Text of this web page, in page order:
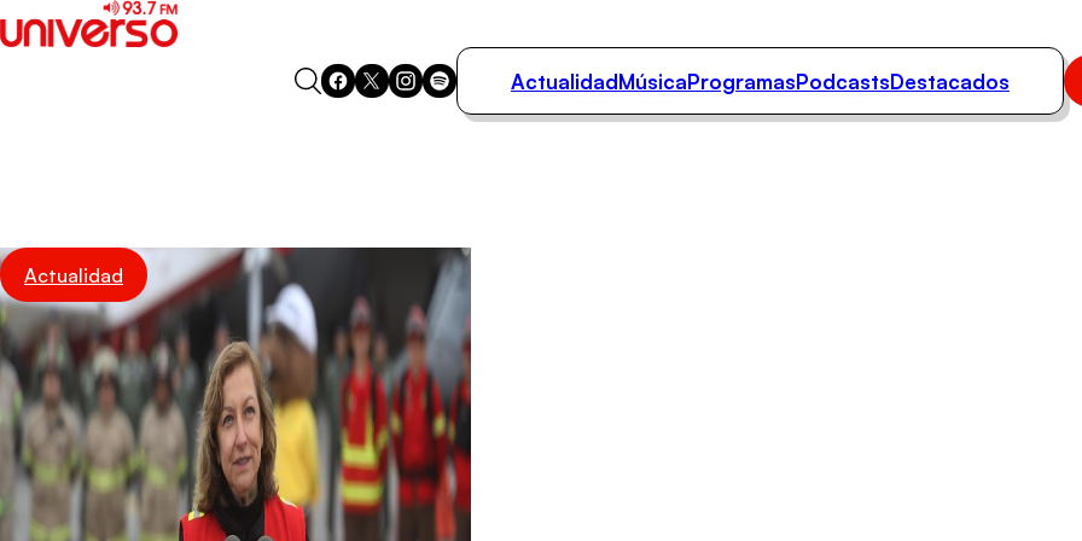
Podcasts
ActualidadMúsicaProgramasPodcastsDestacados
Actualidad